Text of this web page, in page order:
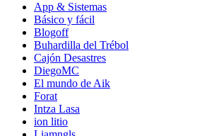
App & Sistemas
Básico y fácil
Blogoff
Buhardilla del Trébol
Cajón Desastres
DiegoMC
El mundo de Aik
Forat
Intza Lasa
ion litio